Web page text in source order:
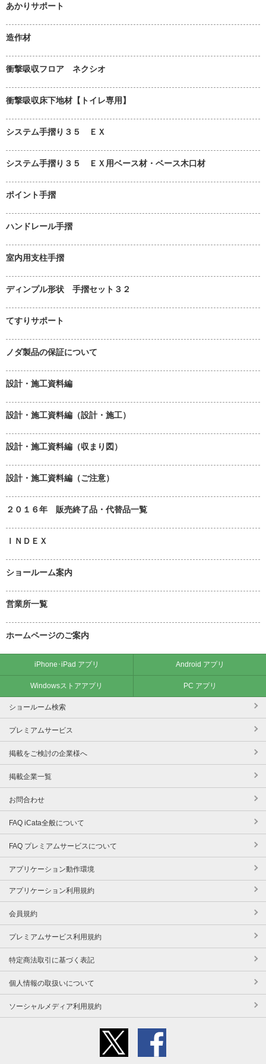
あかりサポート
造作材
衝撃吸収フロア ネクシオ
衝撃吸収床下地材【トイレ専用】
システム手摺り３５ ＥＸ
システム手摺り３５ ＥＸ用ベース材・ベース木口材
ポイント手摺
ハンドレール手摺
室内用支柱手摺
ディンプル形状 手摺セット３２
てすりサポート
ノダ製品の保証について
設計・施工資料編
設計・施工資料編（設計・施工）
設計・施工資料編（収まり図）
設計・施工資料編（ご注意）
２０１６年 販売終了品・代替品一覧
ＩＮＤＥＸ
ショールーム案内
営業所一覧
ホームページのご案内
iPhone･iPad アプリ Android アプリ
Windowsストアアプリ PC アプリ
ショールーム検索
プレミアムサービス
掲載をご検討の企業様へ
掲載企業一覧
お問合わせ
FAQ iCata全般について
FAQ プレミアムサービスについて
アプリケーション動作環境
アプリケーション利用規約
会員規約
プレミアムサービス利用規約
特定商法取引に基づく表記
個人情報の取扱いについて
ソーシャルメディア利用規約